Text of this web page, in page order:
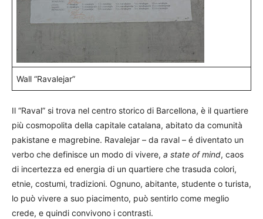
Wall “Ravalejar”
Il “Raval” si trova nel centro storico di Barcellona, è il quartiere
più cosmopolita della capitale catalana, abitato da comunità
pakistane e magrebine. Ravalejar – da raval – é diventato un
verbo che definisce un modo di vivere, a state of mind, caos
di incertezza ed energia di un quartiere che trasuda colori,
etnie, costumi, tradizioni. Ognuno, abitante, studente o turista,
lo può vivere a suo piacimento, può sentirlo come meglio
crede, e quindi convivono i contrasti.